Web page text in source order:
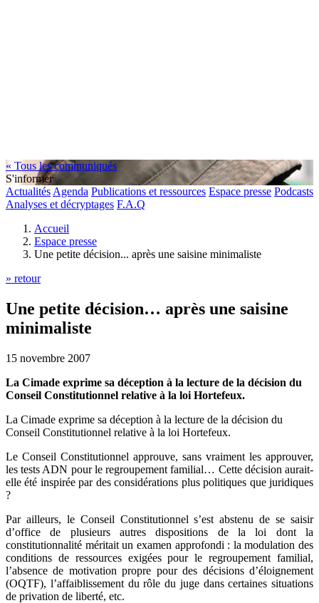
« Tous les communiqués
S'informer
Actualités Agenda Publications et ressources Espace presse Podcasts
Analyses et décryptages F.A.Q
Accueil
Espace presse
Une petite décision... après une saisine minimaliste
» retour
Une petite décision… après une saisine
minimaliste
15 novembre 2007
La Cimade exprime sa déception à la lecture de la décision du
Conseil Constitutionnel relative à la loi Hortefeux.
La Cimade exprime sa déception à la lecture de la décision du
Conseil Constitutionnel relative à la loi Hortefeux.
Le Conseil Constitutionnel approuve, sans vraiment les approuver,
les tests ADN pour le regroupement familial… Cette décision aurait-
elle été inspirée par des considérations plus politiques que juridiques
?
Par ailleurs, le Conseil Constitutionnel s’est abstenu de se saisir
d’office de plusieurs autres dispositions de la loi dont la
constitutionnalité méritait un examen approfondi : la modulation des
conditions de ressources exigées pour le regroupement familial,
l’absence de motivation propre pour des décisions d’éloignement
(OQTF), l’affaiblissement du rôle du juge dans certaines situations
de privation de liberté, etc.